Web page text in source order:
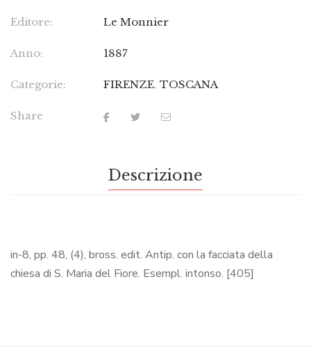
Editore: Le Monnier
Anno: 1887
Categorie: FIRENZE, TOSCANA
Share
Descrizione
in-8, pp. 48, (4), bross. edit. Antip. con la facciata della
chiesa di S. Maria del Fiore. Esempl. intonso. [405]